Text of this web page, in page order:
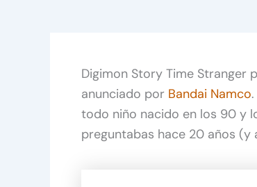
Digimon Story Time Stranger
anunciado por Bandai Namco.
todo niño nacido en los 90 y
preguntabas hace 20 años (y